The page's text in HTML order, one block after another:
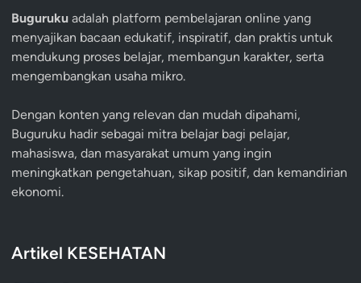
Buguruku adalah platform pembelajaran online yang
menyajikan bacaan edukatif, inspiratif, dan praktis untuk
mendukung proses belajar, membangun karakter, serta
mengembangkan usaha mikro.
Dengan konten yang relevan dan mudah dipahami,
Buguruku hadir sebagai mitra belajar bagi pelajar,
mahasiswa, dan masyarakat umum yang ingin
meningkatkan pengetahuan, sikap positif, dan kemandirian
ekonomi.
Artikel KESEHATAN